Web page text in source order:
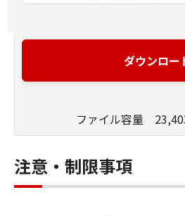
(1) キヤノンは、お客様が「
用する目的のために、「キ
（本契約書においては、「
ること、またはコンピュータ
ること、アクセスすること、
ことのいずれも含むものと
ダウンロー
ファイル容量
注意・制限事項